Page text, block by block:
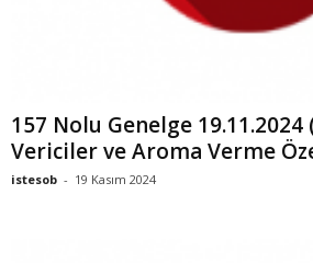
157 Nolu Genelge 19.11.2024
Vericiler ve Aroma Verme
istesob - 19 Kasım 2024